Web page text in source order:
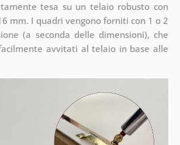
tesa su un telaio robusto con
mm. I quadri vengono forniti con 1 o 2
(a seconda delle dimensioni), che
avvitati al telaio in base alle